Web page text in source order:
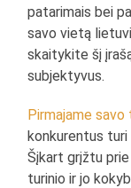
patarimais bei
savo vietą
skaitykite šį
subjektyvus.
Pirmajame
konkurentus turi
Šįkart grįžtu
turinio ir jo